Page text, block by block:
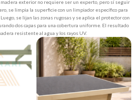
exterior no requiere ser un experto, pero sí seguir
se limpia la superficie con un limpiador específico para
se lijan las zonas rugosas y se aplica el protector con
dos capas para una cobertura uniforme. El resultado
resistente al agua y los rayos UV.